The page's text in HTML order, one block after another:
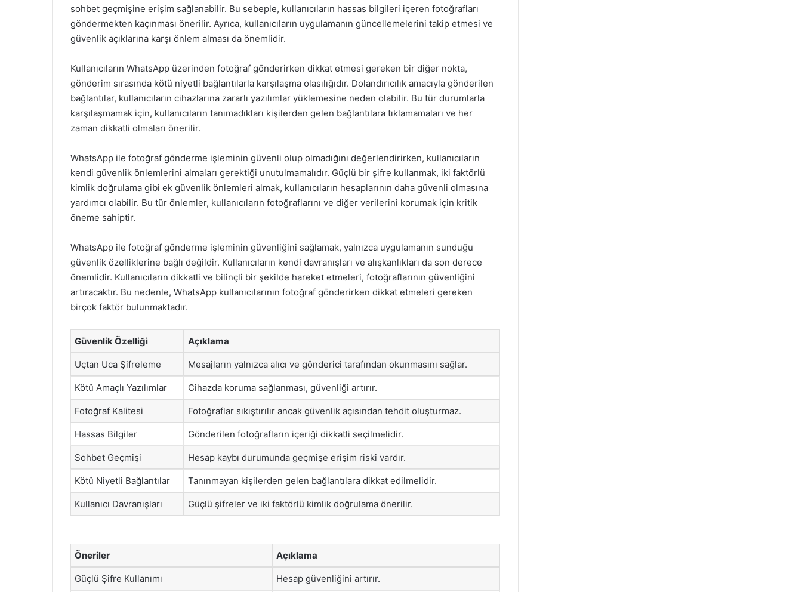
sohbet geçmişine erişim sağlanabilir. Bu sebeple, kullanıcıların hassas bilgileri içeren fotoğrafları
göndermekten kaçınması önerilir. Ayrıca, kullanıcıların uygulamanın güncellemelerini takip etmesi ve
güvenlik açıklarına karşı önlem alması da önemlidir.
Kullanıcıların WhatsApp üzerinden fotoğraf gönderirken dikkat etmesi gereken bir diğer nokta,
gönderim sırasında kötü niyetli bağlantılarla karşılaşma olasılığıdır. Dolandırıcılık amacıyla gönderilen
bağlantılar, kullanıcıların cihazlarına zararlı yazılımlar yüklemesine neden olabilir. Bu tür durumlarla
karşılaşmamak için, kullanıcıların tanımadıkları kişilerden gelen bağlantılara tıklamamaları ve her
zaman dikkatli olmaları önerilir.
WhatsApp ile fotoğraf gönderme işleminin güvenli olup olmadığını değerlendirirken, kullanıcıların
kendi güvenlik önlemlerini almaları gerektiği unutulmamalıdır. Güçlü bir şifre kullanmak, iki faktörlü
kimlik doğrulama gibi ek güvenlik önlemleri almak, kullanıcıların hesaplarının daha güvenli olmasına
yardımcı olabilir. Bu tür önlemler, kullanıcıların fotoğraflarını ve diğer verilerini korumak için kritik
öneme sahiptir.
WhatsApp ile fotoğraf gönderme işleminin güvenliğini sağlamak, yalnızca uygulamanın sunduğu
güvenlik özelliklerine bağlı değildir. Kullanıcıların kendi davranışları ve alışkanlıkları da son derece
önemlidir. Kullanıcıların dikkatli ve bilinçli bir şekilde hareket etmeleri, fotoğraflarının güvenliğini
artıracaktır. Bu nedenle, WhatsApp kullanıcılarının fotoğraf gönderirken dikkat etmeleri gereken
birçok faktör bulunmaktadır.
Güvenlik Özelliği Açıklama
Uçtan Uca Şifreleme Mesajların yalnızca alıcı ve gönderici tarafından okunmasını sağlar.
Kötü Amaçlı Yazılımlar Cihazda koruma sağlanması, güvenliği artırır.
Fotoğraf Kalitesi Fotoğraflar sıkıştırılır ancak güvenlik açısından tehdit oluşturmaz.
Hassas Bilgiler Gönderilen fotoğrafların içeriği dikkatli seçilmelidir.
Sohbet Geçmişi Hesap kaybı durumunda geçmişe erişim riski vardır.
Kötü Niyetli Bağlantılar Tanınmayan kişilerden gelen bağlantılara dikkat edilmelidir.
Kullanıcı Davranışları Güçlü şifreler ve iki faktörlü kimlik doğrulama önerilir.
Öneriler Açıklama
Güçlü Şifre Kullanımı Hesap güvenliğini artırır.